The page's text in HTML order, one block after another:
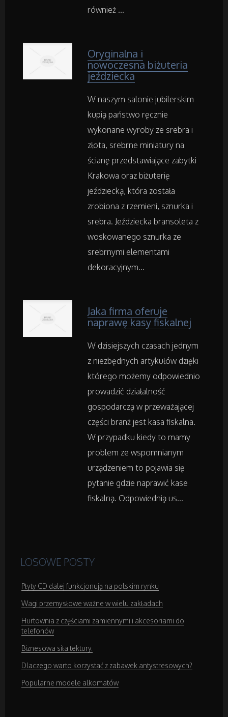
Adwokaci, Porady Prawne
Weterynaryjne, Hodowla Zwierząt
Sprzątanie, Porządkowanie
Serwis
Opieka
Noclegi
Hotele i Noclegi
Wypoczynek
Wellness
Dietetyka, Odchudzanie
Kosmetyki
Leczenie
Salony Kosmetyczne
Sprzęt Medyczny
Oprogramowanie
Strony Internetowe
Kontakt
również ...
Oryginalna i
nowoczesna biżuteria
jeździecka
W naszym salonie jubilerskim
kupią państwo ręcznie
wykonane wyroby ze srebra i
złota, srebrne miniatury na
ścianę przedstawiające zabytki
Krakowa oraz biżuterię
jeździecką, która została
zrobiona z rzemieni, sznurka i
srebra. Jeździecka bransoleta z
woskowanego sznurka ze
srebrnymi elementami
dekoracyjnym...
Jaka firma oferuje
naprawę kasy fiskalnej
W dzisiejszych czasach jednym
z niezbędnych artykułów dzięki
którego możemy odpowiednio
prowadzić działalność
gospodarczą w przeważającej
części branż jest kasa fiskalna.
W przypadku kiedy to mamy
problem ze wspomnianym
urządzeniem to pojawia się
pytanie gdzie naprawić kase
fiskalną. Odpowiednią us...
LOSOWE POSTY
Płyty CD dalej funkcjonują na polskim rynku
Wagi przemysłowe ważne w wielu zakładach
Hurtownia z częściami zamiennymi i akcesoriami do
telefonów
Biznesowa siła tektury.
Dlaczego warto korzystać z zabawek antystresowych?
Popularne modele alkomatów